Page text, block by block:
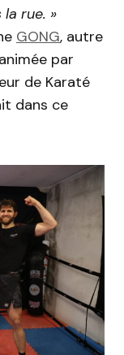
rue. »
GONG, autre
par
de Karaté
dans ce